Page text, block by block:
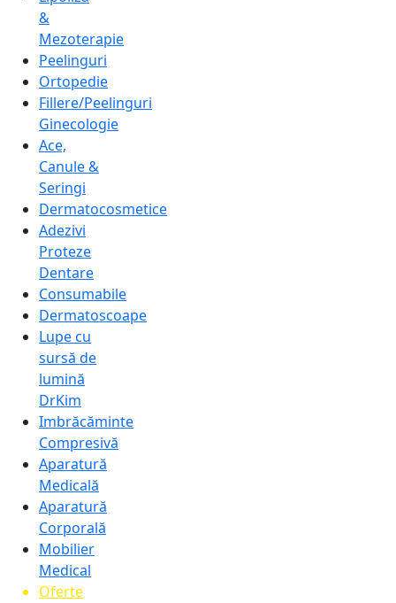
&
Mezoterapie
Peelinguri
Ortopedie
Fillere/Peelinguri
Ginecologie
Ace,
Canule &
Seringi
Dermatocosmetice
Adezivi
Proteze
Dentare
Consumabile
Dermatoscoape
Lupe cu
sursă de
lumină
DrKim
Imbrăcăminte
Compresivă
Aparatură
Medicală
Aparatură
Corporală
Mobilier
Medical
Oferte